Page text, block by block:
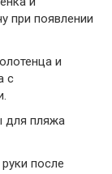
при появлении
и
с
для пляжа
после